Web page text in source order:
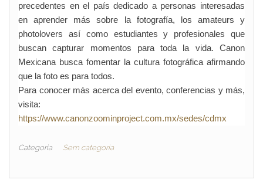
precedentes en el país dedicado a personas interesadas
en aprender más sobre la fotografía, los amateurs y
photolovers así como estudiantes y profesionales que
buscan capturar momentos para toda la vida. Canon
Mexicana busca fomentar la cultura fotográfica afirmando
que la foto es para todos.
Para conocer más acerca del evento, conferencias y más,
visita:
https://www.canonzoominproject.com.mx/sedes/cdmx
Categoria Sem categoria